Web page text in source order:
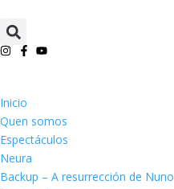
Inicio
Quen somos
Espectáculos
Neura
Backup – A resurrección de Nuno